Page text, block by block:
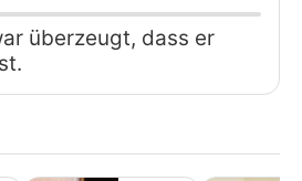
überzeugt, dass er